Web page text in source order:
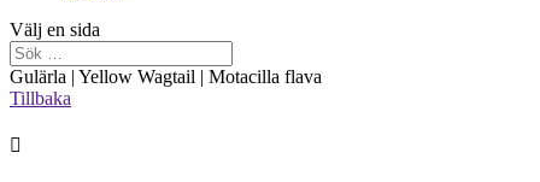
Välj en sida
Gulärla | Yellow Wagtail | Motacilla flava
Tillbaka
